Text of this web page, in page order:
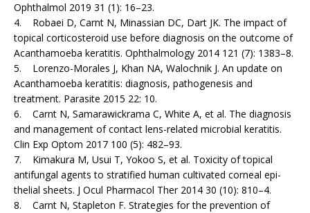
Ophthalmol 2019 31 (1): 16–23.
4. Robaei D, Carnt N, Minassian DC, Dart JK. The impact of
topical corticosteroid use before diagnosis on the outcome of
Acanthamoeba keratitis. Ophthalmology 2014 121 (7): 1383–8.
5. Lorenzo-Morales J, Khan NA, Walochnik J. An update on
Acanthamoeba keratitis: diagnosis, pathogenesis and
treatment. Parasite 2015 22: 10.
6. Carnt N, Samarawickrama C, White A, et al. The diagnosis
and management of contact lens-related microbial keratitis.
Clin Exp Optom 2017 100 (5): 482–93.
7. Kimakura M, Usui T, Yokoo S, et al. Toxicity of topical
antifungal agents to stratified human cultivated corneal epi­
thelial sheets. J Ocul Pharmacol Ther 2014 30 (10): 810–4.
8. Carnt N, Stapleton F. Strategies for the prevention of